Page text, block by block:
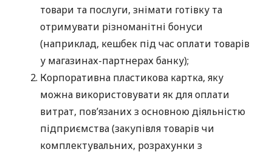
товари та послуги, знімати готівку та
отримувати різноманітні бонуси
(наприклад, кешбек під час оплати товарів
у магазинах-партнерах банку);
Корпоративна пластикова картка, яку
можна використовувати як для оплати
витрат, пов’язаних з основною діяльністю
підприємства (закупівля товарів чи
комплектувальних, розрахунки з